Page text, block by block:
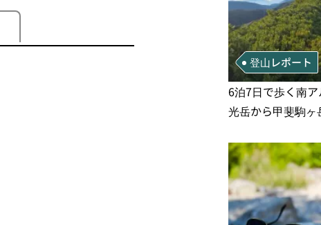
登山レポート
6泊7日で歩く南ア
光岳から甲斐駒